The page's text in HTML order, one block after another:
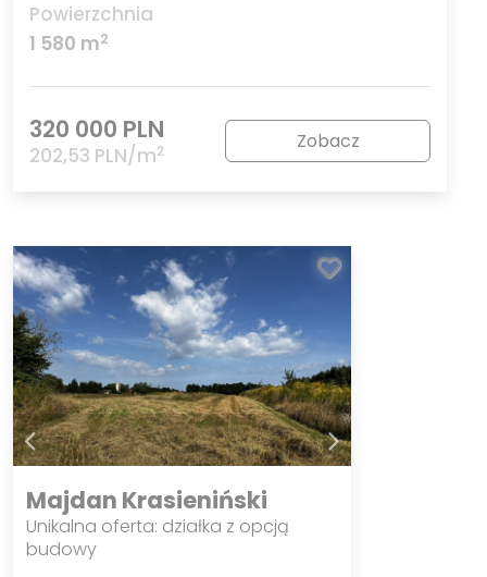
Powierzchnia
1 580 m2
320 000 PLN
202,53 PLN/m2 Zobacz
Majdan Krasieniński
Unikalna oferta: działka z opcją
budowy